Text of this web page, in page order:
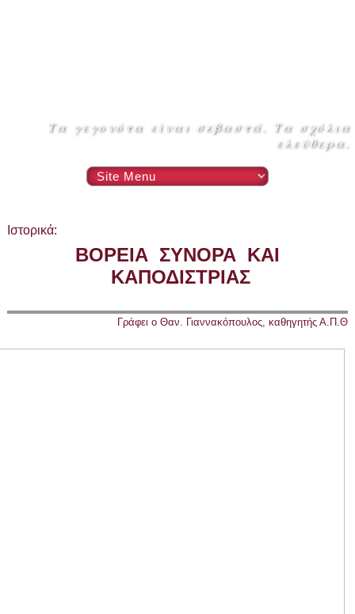
Τα γεγονότα είναι σεβαστά. Τα σχόλια
ελεύθερα.
Ιστορικά:
ΒΟΡΕΙΑ ΣΥΝΟΡΑ ΚΑΙ
ΚΑΠΟΔΙΣΤΡΙΑΣ
Γράφει ο Θαν. Γιαννακόπουλος, καθηγητής Α.Π.Θ